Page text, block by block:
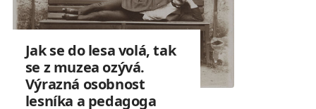
Jak se do lesa volá, tak
se z muzea ozývá.
Výrazná osobnost
lesníka a pedagoga